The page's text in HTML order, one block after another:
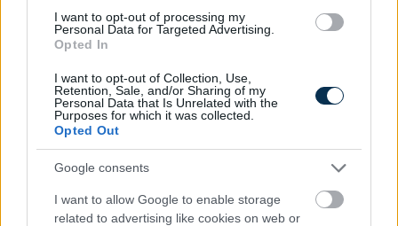
I want to opt-out of processing my
Personal Data for Targeted Advertising.
Opted In
I want to opt-out of Collection, Use,
Retention, Sale, and/or Sharing of my
Personal Data that Is Unrelated with the
Purposes for which it was collected.
Opted Out
Google consents
I want to allow Google to enable storage
related to advertising like cookies on web or
A hazai vegyipar 200 MW-al csökkentette
energiafelhasználását